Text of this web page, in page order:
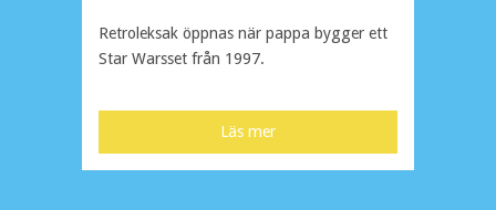
Retroleksak öppnas när pappa bygger ett
Star Warsset från 1997.
Läs mer